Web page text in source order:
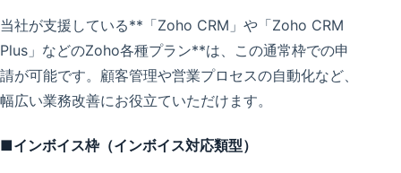
当社が支援している**「Zoho CRM」や「Zoho CRM
Plus」などのZoho各種プラン**は、この通常枠での申
請が可能です。顧客管理や営業プロセスの自動化など、
幅広い業務改善にお役立ていただけます。
■インボイス枠（インボイス対応類型）